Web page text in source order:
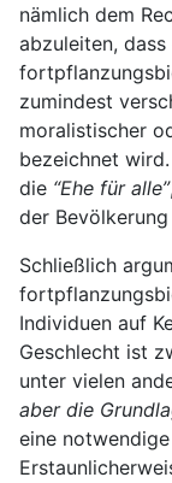
nämlich dem
abzuleiten,
zumindest
moralistischer
bezeichnet
die “Ehe für alle”
der
Schließlich
Individuen auf
Geschlecht ist
unter vielen
aber die
eine